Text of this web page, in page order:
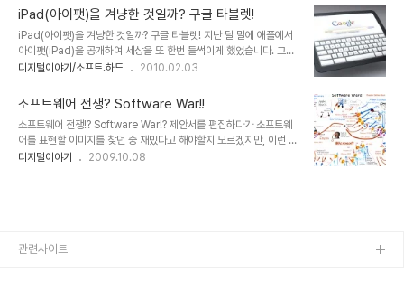
보니 지는 해라는 생각이 확..
이 없는 이상 그저 미국의 한 대학 정도로만 알고 있던 것이 사실입니
다. 더구나 머나 먼 나라의 대학에 대해 일반인들이 어디가 좋고 나쁘
다를 그리 심도있게 생각할 이유는 없었을 것이기에... 어쨌든 그 연예
인의 진실 문제로 인해 많은 사람들이 스탠포드라는 대학교에 대해 음
으로 양으로 알게된 계기는 되었던 건 확실해 보입니다. 하지만, 아직
힘을 발휘해 오고 있다는 사실은 그렇게 ..
iPad(아이팻)을 겨냥한 것일까? 구글 타블렛!
iPad(아이팻)을 겨냥한 것일까? 구글 타블렛! 지난 달 말에 애플에서
아이팻(iPad)을 공개하여 세상을 또 한번 들썩이게 했었습니다. 그런
데, 구글은 이전에도 그랬던 것처럼 조용히 소리 소문없이 오늘, 아니
concept demo"라는 제목으로 타블렛 컨셉 동영상을 공개하였습
니다. ▲ Google's tablet UI concept demo 조용히 공개가 되
었음에도 이미 조회수가 6만 건에 육박하고 있으니... 만일 애플처럼
공식화하고 언론플레이를 했다면 어떠했을까라는 생각도 문득 듭니
다. 물론 아이팻은 거의 완성된 상태고 구글이 공개한 것은 컨셉 수준
디지털이야기/소프트.하드 2010.02.03
소프트웨어 전쟁? Software War!!
소프트웨어 전쟁!? Software War!? 제안서를 편집하다가 소프트웨
어를 표현할 이미지를 찾던 중 재밌다고 해야할지 모르겠지만, 이런 이
미지를 보게 되었습니다. 이러한 구도의 이미지를 구상한 이유가 무엇
니다. 아마도 저와 같은 생각을 하고 계신 분들도 많으리라 기대합니다
디지털이야기 2009.10.08
관련사이트